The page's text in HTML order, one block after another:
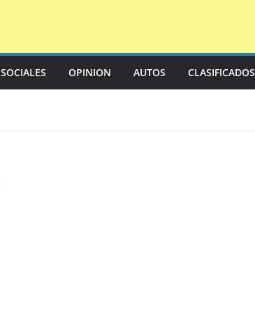
SOCIALES OPINION AUTOS CLASIFICADOS